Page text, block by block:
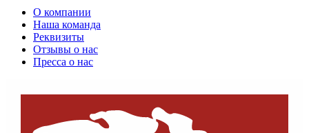
О компании
Наша команда
Реквизиты
Отзывы о нас
Пресса о нас